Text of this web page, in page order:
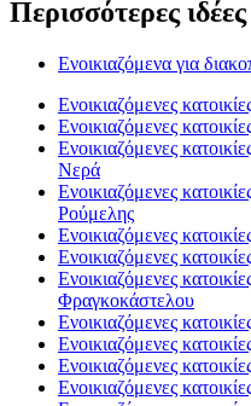
Περισσότερες
Ενοικιαζόμενα για
Ενοικιαζόμενες
Ενοικιαζόμενες
Ενοικιαζόμενες
Νερά
Ενοικιαζόμενες
Ρούμελης
Ενοικιαζόμενες
Ενοικιαζόμενες
Ενοικιαζόμενες
Φραγκοκάστελου
Ενοικιαζόμενες
Ενοικιαζόμενες
Ενοικιαζόμενες
Ενοικιαζόμενες